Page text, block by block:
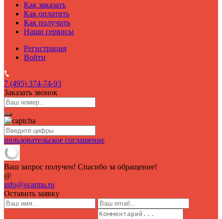
Как заказать
Как оплатить
Как получить
Наши сервисы
Регистрация
Войти
7 (495) 374-74-93
Заказать звонок
пользовательское соглашение
Ваш запрос получен! Спасибо за обращение!
@
info@svarma.ru
Оставить заявку